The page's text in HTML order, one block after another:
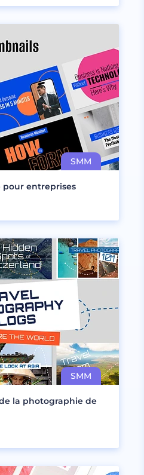
pour entreprises
la photographie de